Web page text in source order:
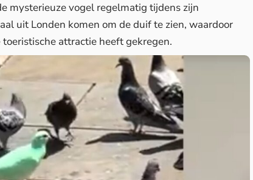
mysterieuze vogel regelmatig tijdens zijn
uit Londen komen om de duif te zien, waardoor
attractie heeft gekregen.